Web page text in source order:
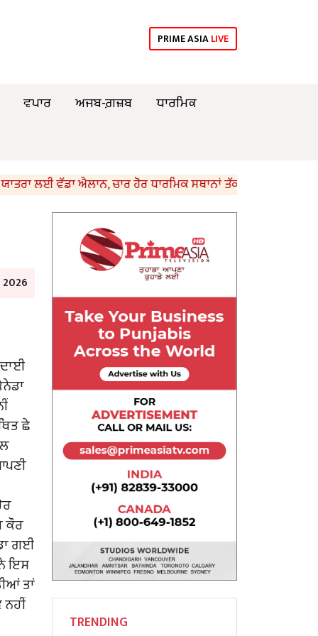
PRIME ASIALIVE
ਵਪਾਰ ਅਜਬ-ਗ਼ਜ਼ਬ ਧਾਰਮਿਕ
ਵੱਡਾ ਐਲਾਨ, ਚਾਰ ਹੋਰ ਧਾਰਮਿਕ ਸਥਾਨਾਂ ਤੱਕ ਵਧਾਇਆ ਦਾਇਰਾ
ਛੇ
ਕੌਰ
ਗਈ
ਇਸ
ਤਾਂ
TRENDING